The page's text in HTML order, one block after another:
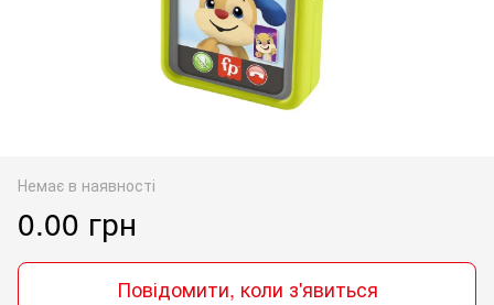
Немає в наявності
0.00 грн
Повідомити, коли з'явиться